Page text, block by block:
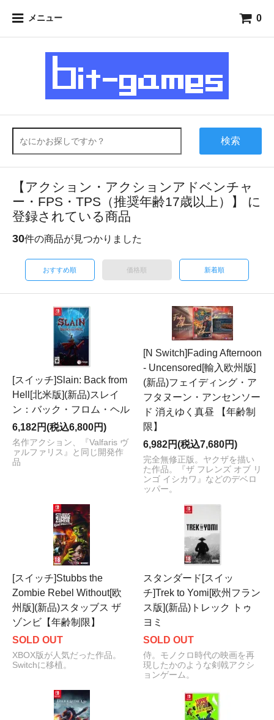
メニュー 0
検索
【アクション・アクションアドベンチャ
ー・FPS・TPS（推奨年齢17歳以上）】 に
登録されている商品
30件の商品が見つかりました
おすすめ順 価格順 新着順
[スイッチ]Slain: Back from
Hell[北米版](新品)スレイ
ン：バック・フロム・ヘル
6,182円(税込6,800円)
名作アクション、『Valfaris ヴ
ァルファリス』と同じ開発作
品
[N Switch]Fading Afternoon
- Uncensored[輸入欧州版]
(新品)フェイディング・ア
フタヌーン・アンセンソー
ド 消えゆく真昼 【年齢制
限】
6,982円(税込7,680円)
完全無修正版。ヤクザを描い
た作品。『ザ フレンズ オブ リ
ンゴ イシカワ』などのデベロ
ッパー。
[スイッチ]Stubbs the
Zombie Rebel Without[欧
州版](新品)スタッブス ザ
ゾンビ【年齢制限】
SOLD OUT
XBOX版が人気だった作品。
Switchに移植。
スタンダード[スイッ
チ]Trek to Yomi[欧州フラン
ス版](新品)トレック トゥ
ヨミ
SOLD OUT
侍。モノクロ時代の映画を再
現したかのような剣戟アクシ
ョンゲーム。